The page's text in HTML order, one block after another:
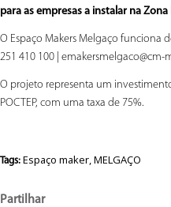
para as empresas a instalar na
O Espaço Makers Melgaço funciona
251 410 100 | emakersmelgaco@cm-
O projeto representa um
POCTEP, com uma taxa de 75%.
Tags: Espaço maker,MELGAÇO
Partilhar